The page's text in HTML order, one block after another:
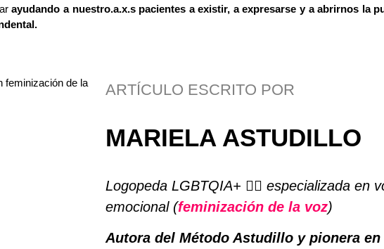
ayudando a nuestro.a.x.s pacientes a existir, a expresarse y a abrirnos la
ARTÍCULO ESCRITO POR
MARIELA ASTUDILLO
Logopeda LGBTQIA+ 🏳️‍🌈 especializada en
emocional (feminización de la voz)
Autora del Método Astudillo y pionera